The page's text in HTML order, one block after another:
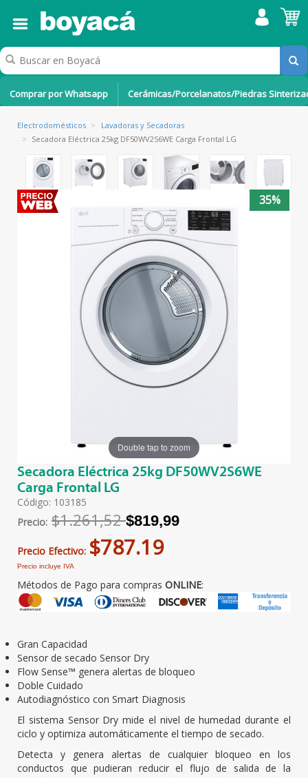
Comprar por Whatsapp Cerámicas/Porcelanatos/Piedras
Electrodomésticos >
Lavadoras y Secadoras
> Secadora Eléctrica 25kg DF50WV2S6WE Carga Frontal LG
35%
Double tap to zoom
Secadora Eléctrica 25kg DF50WV2S6WE
Carga Frontal LG
Código: 103185
Precio: $1.261,52$819,99
Precio Efectivo: $787.19
Precio incluye IVA
Métodos de Pago para compras ONLINE:
Gran Capacidad
Sensor de secado Sensor Dry
Flow Sense™ genera alertas de bloqueo
Doble Cuidado
Autodiagnóstico con Smart Diagnosis
El sistema Sensor Dry mide el nivel de humedad durante el
ciclo y optimiza automáticamente el tiempo de secado.
Detecta y genera alertas de cualquier bloqueo en los
conductos que pudieran reducir el flujo de salida de la